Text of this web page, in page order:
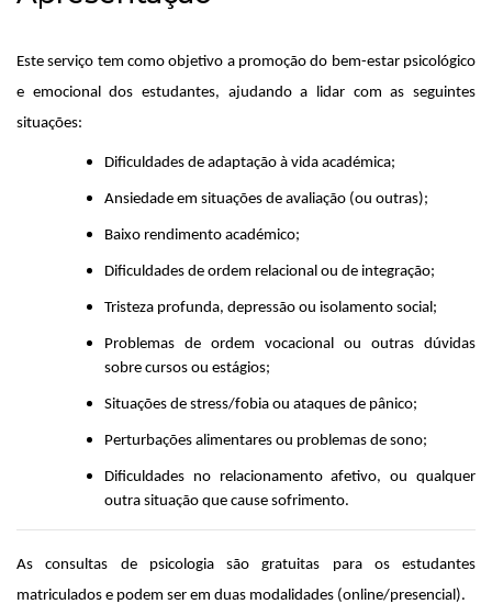
Este serviço tem como objetivo a promoção do bem-estar psicológico
e emocional dos estudantes, ajudando a lidar com as seguintes
situações:
Dificuldades de adaptação à vida académica;
Ansiedade em situações de avaliação (ou outras);
Baixo rendimento académico;
Dificuldades de ordem relacional ou de integração;
Tristeza profunda, depressão ou isolamento social;
Problemas de ordem vocacional ou outras dúvidas
sobre cursos ou estágios;
Situações de stress/fobia ou ataques de pânico;
Perturbações alimentares ou problemas de sono;
Dificuldades no relacionamento afetivo, ou qualquer
outra situação que cause sofrimento.
Asconsultas de psicologiasãogratuitas para os estudantes
matriculados e podem ser em duas modalidades (online/presencial).